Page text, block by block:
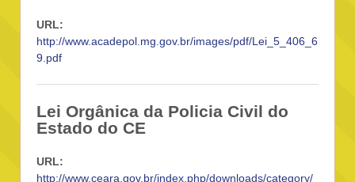
URL:
http://www.acadepol.mg.gov.br/images/pdf/Lei_5_406_6
9.pdf
Lei Orgânica da Policia Civil do
Estado do CE
URL:
http://www.ceara.gov.br/index.php/downloads/category/